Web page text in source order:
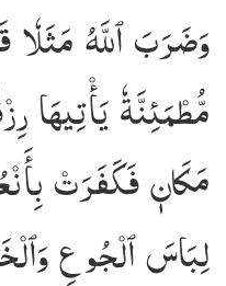
وَضَرَبَ ٱللَّهُ مَثَلٗا
مُّطۡمَئِنَّةٗ يَأۡتِيهَا
مَكَانٖ فَكَفَرَتۡ
لِبَاسَ ٱلۡجُوعِ